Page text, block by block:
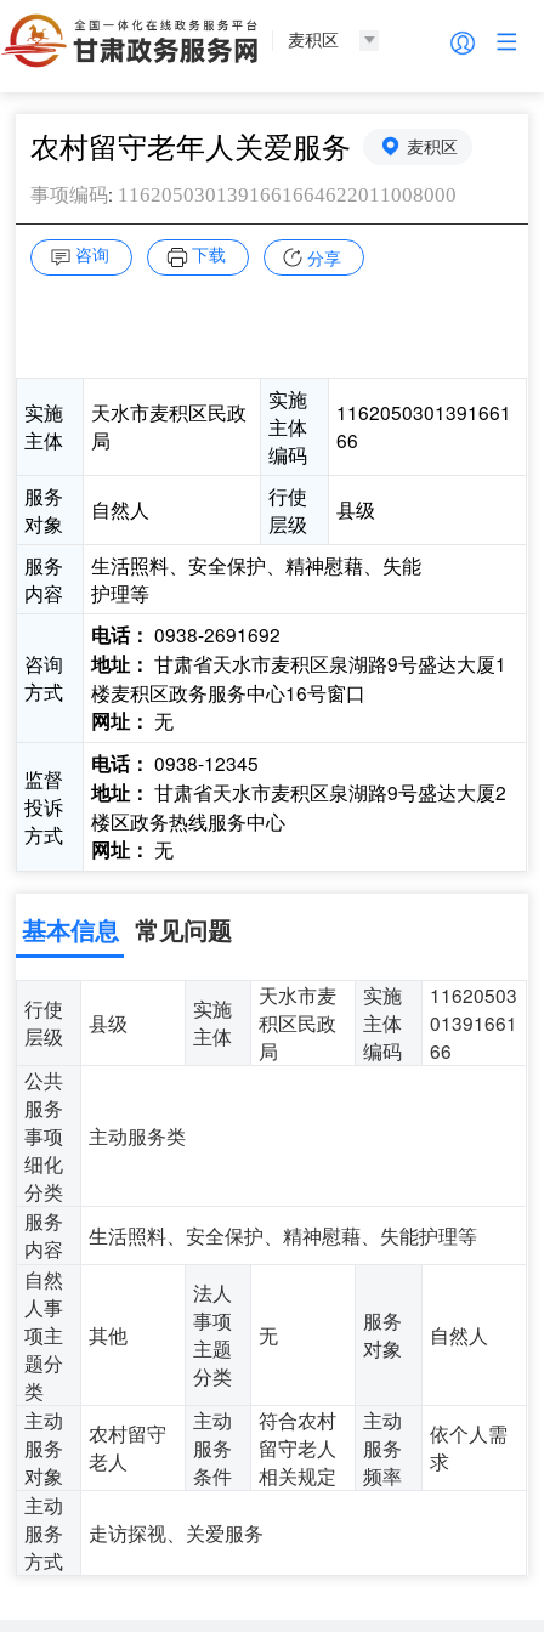
麦积区
农村留守老年人关爱服务 麦积区
事项编码: 1162050301391661664622011008000
咨询 下载 分享
实施
主体
天水市麦积区民政
局
实施
主体
编码
1162050301391661
66
服务
对象
自然人
行使
层级
县级
服务
内容
生活照料、安全保护、精神慰藉、失能
护理等
咨询
方式
电话： 0938-2691692
地址： 甘肃省天水市麦积区泉湖路9号盛达大厦1
楼麦积区政务服务中心16号窗口
网址： 无
监督
投诉
方式
电话： 0938-12345
地址： 甘肃省天水市麦积区泉湖路9号盛达大厦2
楼区政务热线服务中心
网址： 无
基本信息 常见问题
行使
层级
县级
实施
主体
天水市麦
积区民政
局
实施
主体
编码
11620503
01391661
66
公共
服务
事项
细化
分类
主动服务类
服务
内容
生活照料、安全保护、精神慰藉、失能护理等
自然
人事
项主
题分
类
其他
法人
事项
主题
分类
无
服务
对象
自然人
主动
服务
对象
农村留守
老人
主动
服务
条件
符合农村
留守老人
相关规定
主动
服务
频率
依个人需
求
主动
服务
方式
走访探视、关爱服务